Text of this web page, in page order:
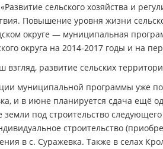
сельского хозяйства и
Повышение уровня жизни
округе — муниципальная
округа на 2014-2017 годы и на
развитие сельских
муниципальной программы уже
и в июне планируется сдача ещё
под строительство
строительство
в с. Суражевка. Также в селах